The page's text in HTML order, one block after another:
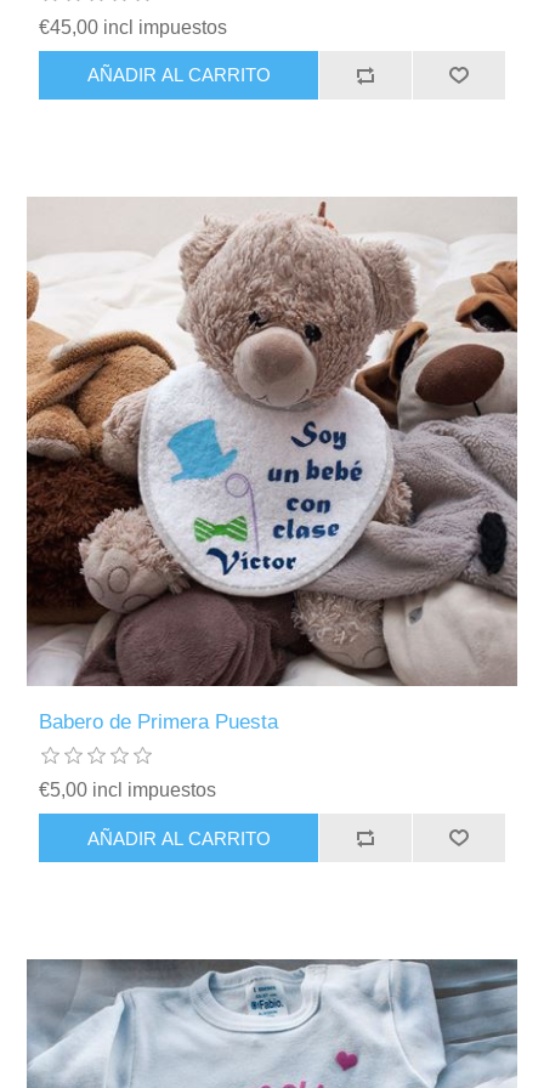
€45,00 incl impuestos
AÑADIR AL CARRITO
Babero de Primera Puesta
€5,00 incl impuestos
AÑADIR AL CARRITO